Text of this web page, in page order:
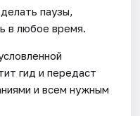
паузы,
в любое время.
гид и передаст
и всем нужным